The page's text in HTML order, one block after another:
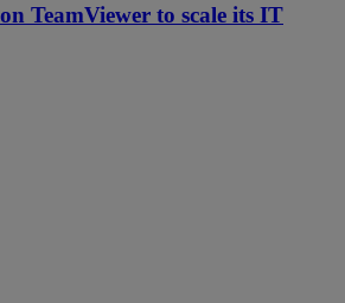
TeamViewer to scale its IT